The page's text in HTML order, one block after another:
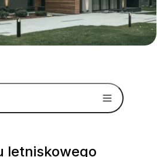
letniskowego